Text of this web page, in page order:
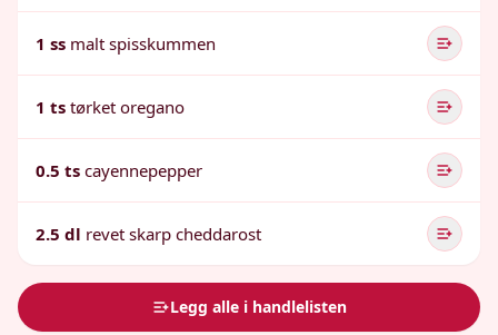
1 ss malt spisskummen
1 ts tørket oregano
0.5 ts cayennepepper
2.5 dl revet skarp cheddarost
Legg alle i handlelisten